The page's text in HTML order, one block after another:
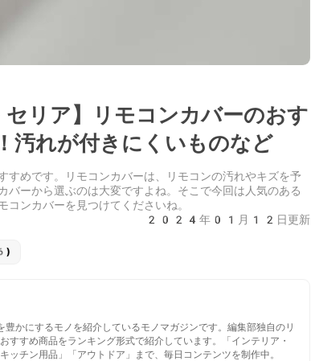
セリア】リモコンカバーのおす
れが付きにくいものなど
すめです。リモコンカバーは、リモコンの汚れやキズを予
バーから選ぶのは大変ですよね。そこで今回は人気のある
ンカバーを見つけてくださいね。
2024年01月12日更新
かにするモノを紹介しているモノマガジンです。編集部独自のリ
すすめ商品をランキング形式で紹介しています。「インテリア・
ッチン用品」「アウトドア」まで、毎日コンテンツを制作中。